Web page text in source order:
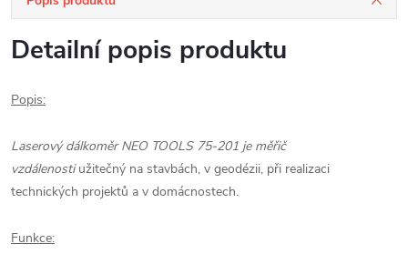
Detailní popis produktu
Popis:
Laserový dálkoměr NEO TOOLS 75-201 je měřič
vzdálenostiužitečný na stavbách, v geodézii, při realizaci
technických projektů a v domácnostech.
Funkce: